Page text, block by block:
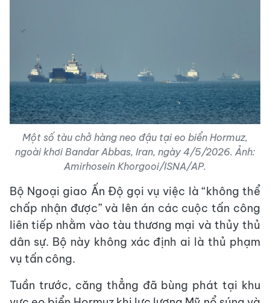
Một số tàu chở hàng neo đậu tại eo biển Hormuz,
ngoài khơi Bandar Abbas, Iran, ngày 4/5/2026. Ảnh:
Amirhosein Khorgooi/ISNA/AP.
Bộ Ngoại giao Ấn Độ gọi vụ việc là “không thể
chấp nhận được” và lên án các cuộc tấn công
liên tiếp nhằm vào tàu thương mại và thủy thủ
dân sự. Bộ này không xác định ai là thủ phạm
vụ tấn công.
Tuần trước, căng thẳng đã bùng phát tại khu